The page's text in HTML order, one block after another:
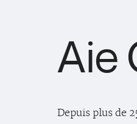
Aie
Depuis plus de